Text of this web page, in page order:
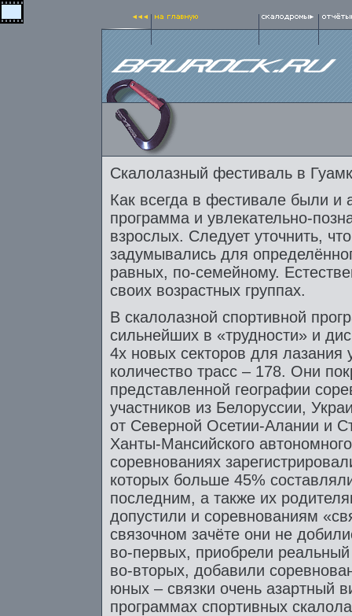
Скалолазный фестиваль в
Как всегда в фестивале были и
программа и увлекательно-
взрослых. Следует уточнить,
задумывались для
равных, по-семейному.
своих возрастных группах.
В скалолазной спортивной
сильнейших в «трудности» и
4х новых секторов для
количество трасс – 178. Они
представленной географии
участников из Белоруссии,
от Северной Осетии-Алании и
Ханты-Мансийского
соревнованиях
которых больше 45%
последним, а также их
допустили и соревнованиям
связочном зачёте они не
во-первых, приобрели
во-вторых, добавили
юных – связки очень азартный
программах спортивных